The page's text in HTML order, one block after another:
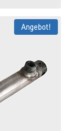
Angebot!